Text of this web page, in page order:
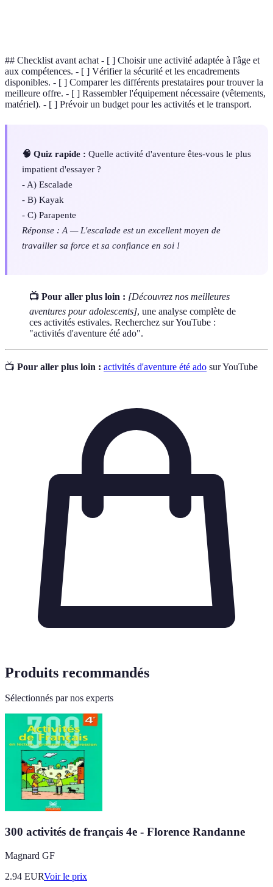
## Checklist avant achat - [ ] Choisir une activité adaptée à l'âge et
aux compétences. - [ ] Vérifier la sécurité et les encadrements
disponibles. - [ ] Comparer les différents prestataires pour trouver la
meilleure offre. - [ ] Rassembler l'équipement nécessaire (vêtements,
matériel). - [ ] Prévoir un budget pour les activités et le transport.
🧠 Quiz rapide : Quelle activité d'aventure êtes-vous le plus
impatient d'essayer ?
- A) Escalade
- B) Kayak
- C) Parapente
Réponse : A — L'escalade est un excellent moyen de
travailler sa force et sa confiance en soi !
📺 Pour aller plus loin : [Découvrez nos meilleures
aventures pour adolescents], une analyse complète de
ces activités estivales. Recherchez sur YouTube :
"activités d'aventure été ado".
📺 Pour aller plus loin : activités d'aventure été ado sur YouTube
Produits recommandés
Sélectionnés par nos experts
300 activités de français 4e - Florence Randanne
Magnard GF
2.94 EURVoir le prix